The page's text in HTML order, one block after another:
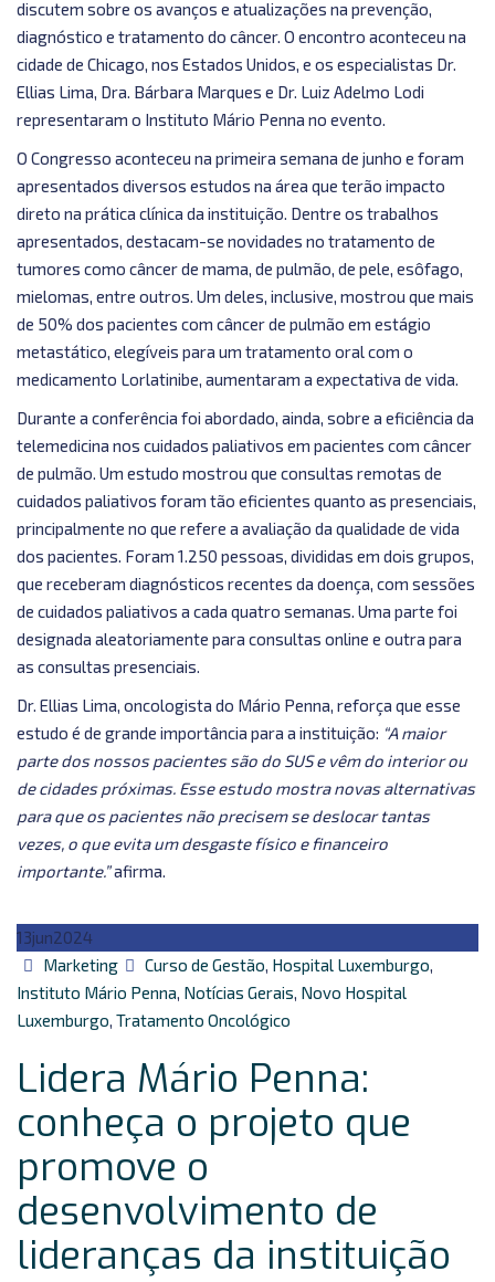
discutem sobre os avanços e atualizações na prevenção,
diagnóstico e tratamento do câncer. O encontro aconteceu na
cidade de Chicago, nos Estados Unidos, e os especialistas Dr.
Ellias Lima, Dra. Bárbara Marques e Dr. Luiz Adelmo Lodi
representaram o Instituto Mário Penna no evento.
O Congresso aconteceu na primeira semana de junho e foram
apresentados diversos estudos na área que terão impacto
direto na prática clínica da instituição. Dentre os trabalhos
apresentados, destacam-se novidades no tratamento de
tumores como câncer de mama, de pulmão, de pele, esôfago,
mielomas, entre outros. Um deles, inclusive, mostrou que mais
de 50% dos pacientes com câncer de pulmão em estágio
metastático, elegíveis para um tratamento oral com o
medicamento Lorlatinibe, aumentaram a expectativa de vida.
Durante a conferência foi abordado, ainda, sobre a eficiência da
telemedicina nos cuidados paliativos em pacientes com câncer
de pulmão. Um estudo mostrou que consultas remotas de
cuidados paliativos foram tão eficientes quanto as presenciais,
principalmente no que refere a avaliação da qualidade de vida
dos pacientes. Foram 1.250 pessoas, divididas em dois grupos,
que receberam diagnósticos recentes da doença, com sessões
de cuidados paliativos a cada quatro semanas. Uma parte foi
designada aleatoriamente para consultas online e outra para
as consultas presenciais.
Dr. Ellias Lima, oncologista do Mário Penna, reforça que esse
estudo é de grande importância para a instituição: “A maior
parte dos nossos pacientes são do SUS e vêm do interior ou
de cidades próximas. Esse estudo mostra novas alternativas
para que os pacientes não precisem se deslocar tantas
vezes, o que evita um desgaste físico e financeiro
importante.”afirma.
13jun2024
Autor
Marketing Categorias
Curso de Gestão, Hospital Luxemburgo,
Instituto Mário Penna, Notícias Gerais, Novo Hospital
Luxemburgo, Tratamento Oncológico
Lidera Mário Penna:
conheça o projeto que
promove o
desenvolvimento de
lideranças da instituição